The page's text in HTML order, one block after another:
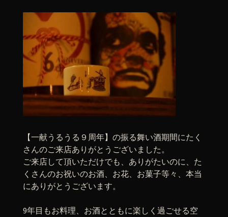
【一献うるうる９周年】の振る舞い酒期間にたく
さんのご来店ありがとうございました。
ご来店して頂いただけでも、ありがたいのに、た
くさんのお祝いのお酒、お花、お菓子等々、本当
にありがとうございます。
9年目もお料理、お酒とともに楽しく過ごせる空